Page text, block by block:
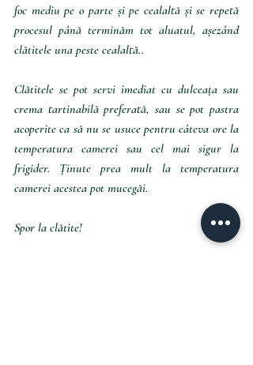
foc mediu pe o parte și pe cealaltă și se repetă
procesul până terminăm tot aluatul, așezând
clătitele una peste cealaltă..
Clătitele se pot servi imediat cu dulceața sau
crema tartinabilă preferată, sau se pot pastra
acoperite ca să nu se usuce pentru câteva ore la
temperatura camerei sau cel mai sigur la
frigider. Ținute prea mult la temperatura
camerei acestea pot mucegăi.
Spor la clătite!